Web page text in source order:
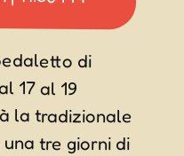
di
17 al 19
tradizionale
tre giorni di
musicali e
sera nel
con le
poi concerti,
dal